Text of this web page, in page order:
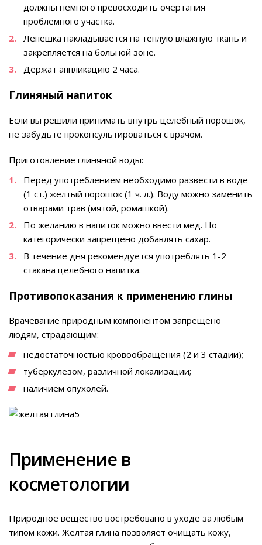
должны немного превосходить очертания
проблемного участка.
Лепешка накладывается на теплую влажную ткань и
закрепляется на больной зоне.
Держат аппликацию 2 часа.
Глиняный напиток
Если вы решили принимать внутрь целебный порошок,
не забудьте проконсультироваться с врачом.
Приготовление глиняной воды:
Перед употреблением необходимо развести в воде
(1 ст.) желтый порошок (1 ч. л.). Воду можно заменить
отварами трав (мятой, ромашкой).
По желанию в напиток можно ввести мед. Но
категорически запрещено добавлять сахар.
В течение дня рекомендуется употреблять 1-2
стакана целебного напитка.
Противопоказания к применению глины
Врачевание природным компонентом запрещено
людям, страдающим:
недостаточностью кровообращения (2 и 3 стадии);
туберкулезом, различной локализации;
наличием опухолей.
Применение в
косметологии
Природное вещество востребовано в уходе за любым
типом кожи. Желтая глина позволяет очищать кожу,